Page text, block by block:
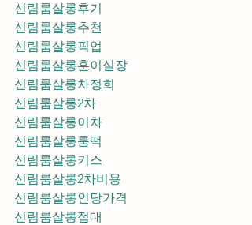
신림룸살롱후기
신림룸살롱추천
신림룸살롱훈이실장
신림룸살롱차정희
신림룸살롱2차
신림룸살롱이차
신림룸살롱룸떡
신림룸살롱키스
신림룸살롱2차비용
신림룸살롱인당가격
신림룸살롱접대